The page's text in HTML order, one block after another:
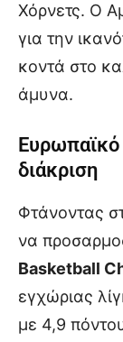
Χόρνετς. Ο
για την
κοντά στο
άμυνα.
Ευρωπαϊκό
διάκριση
Φτάνοντας
να
Basketball
εγχώριας
με 4,9